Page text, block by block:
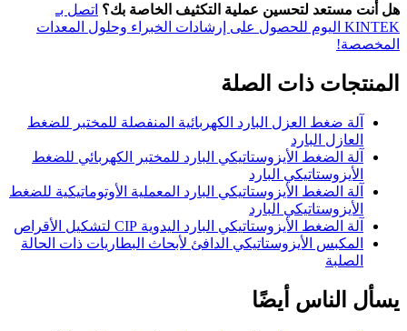
هل أنت مستعد لتحسين عملية التكثيف الخاصة بك؟ اتصل بـ
KINTEK اليوم للحصول على إرشادات الخبراء وحلول المعدات
المخصصة!
المنتجات ذات الصلة
آلة ضغط العزل البارد الكهربائية المنفصلة للمختبر للضغط
العازل البارد
آلة الضغط الأيزوستاتيكي البارد للمختبر الكهربائي للضغط
الأيزوستاتيكي البارد
آلة الضغط الأيزوستاتيكي البارد المعملية الأوتوماتيكية للضغط
الأيزوستاتيكي البارد
آلة الضغط الأيزوستاتيكي البارد اليدوية CIP لتشكيل الأقراص
المكبس الأيزوستاتيكي الدافئ لأبحاث البطاريات ذات الحالة
الصلبة
يسأل الناس أيضًا